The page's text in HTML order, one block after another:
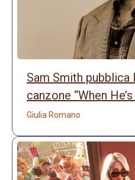
Sam Smith pubblica
canzone “When
Giulia Romano